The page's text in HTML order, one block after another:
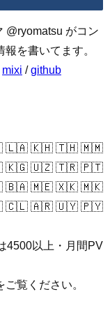
@ryomatsu がコン
を書いてます。
mixi /github
🇱🇦 🇰🇭 🇹🇭 🇲🇲
🇰🇬 🇺🇿 🇹🇷 🇵🇹
🇧🇦 🇲🇪 🇽🇰 🇲🇰
🇨🇱 🇦🇷 🇺🇾 🇵🇾
4500以上・月間PV
覧ください。